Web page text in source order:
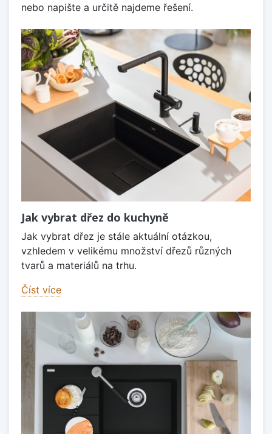
nebo napište a určitě najdeme řešení.
Jak vybrat dřez do kuchyně
Jak vybrat dřez je stále aktuální otázkou,
vzhledem v velikému množství dřezů různých
tvarů a materiálů na trhu.
Číst více